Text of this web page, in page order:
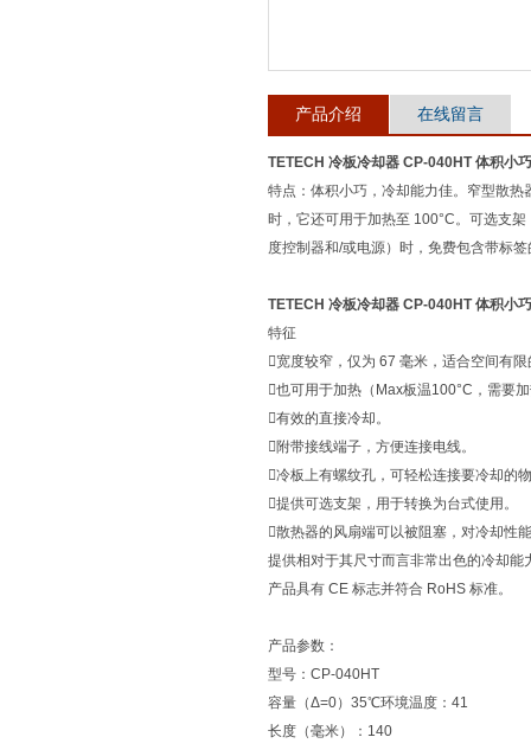
产品介绍 在线留言
TETECH 冷板冷却器 CP-040HT 体积小巧
特点：体积小巧，冷却能力佳。窄型散
时，它还可用于加热至 100°C。可选支
度控制器和/或电源）时，免费包含带标
TETECH 冷板冷却器 CP-040HT 体积小巧
特征
宽度较窄，仅为 67 毫米，适合空间有
也可用于加热（Max板温100°C，需要
有效的直接冷却。
附带接线端子，方便连接电线。
冷板上有螺纹孔，可轻松连接要冷却的
提供可选支架，用于转换为台式使用。
散热器的风扇端可以被阻塞，对冷却性
提供相对于其尺寸而言非常出色的冷却
产品具有 CE 标志并符合 RoHS 标准。
产品参数：
型号：CP-040HT
容量（Δ=0）35℃环境温度：41
长度（毫米）：140